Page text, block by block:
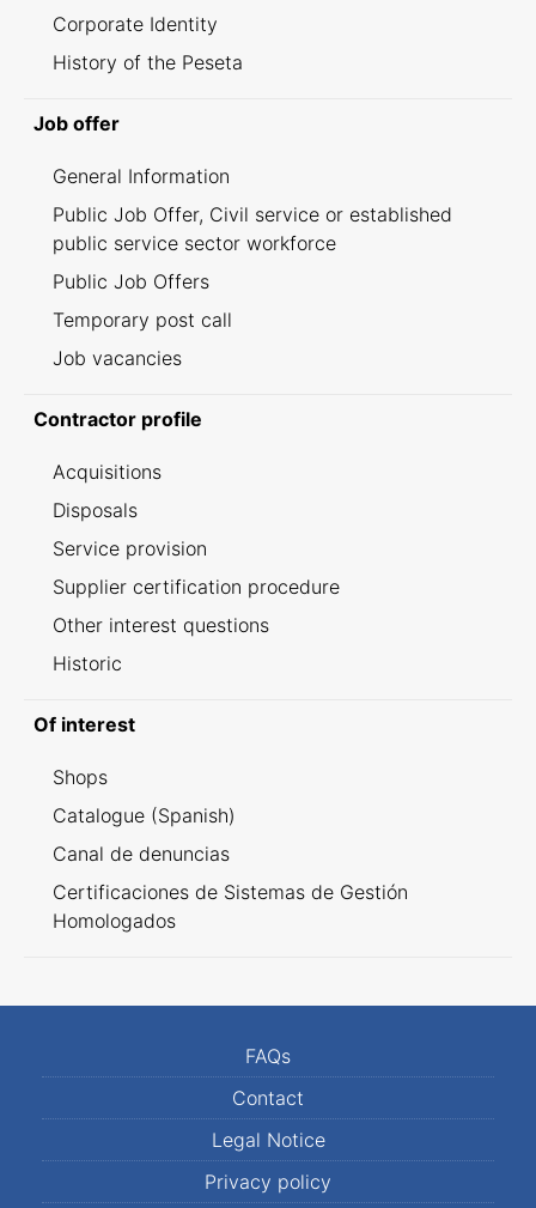
Corporate Identity
History of the Peseta
Job offer
General Information
Public Job Offer, Civil service or established
public service sector workforce
Public Job Offers
Temporary post call
Job vacancies
Contractor profile
Acquisitions
Disposals
Service provision
Supplier certification procedure
Other interest questions
Historic
Of interest
Shops
Catalogue (Spanish)
Canal de denuncias
Certificaciones de Sistemas de Gestión
Homologados
FAQs
Contact
Legal Notice
Privacy policy